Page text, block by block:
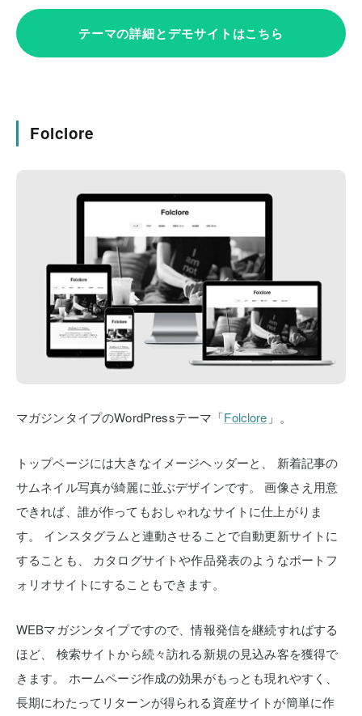
テーマの詳細とデモサイトはこちら
Folclore
マガジンタイプのWordPressテーマ「Folclore 」。
トップページには大きなイメージヘッダーと、
新着記事の
サムネイル写真が綺麗に並ぶデザインです。
画像さえ用意
できれば、誰が作ってもおしゃれなサイトに仕上がりま
す。
インスタグラムと連動させることで自動更新サイトに
することも、
カタログサイトや作品発表のようなポートフ
ォリオサイトにすることもできます。
WEBマガジンタイプですので、情報発信を継続すればする
ほど、
検索サイトから続々訪れる新規の見込み客を獲得で
きます。
ホームページ作成の効果がもっとも現れやすく、
長期にわたってリターンが得られる資産サイトが簡単に作